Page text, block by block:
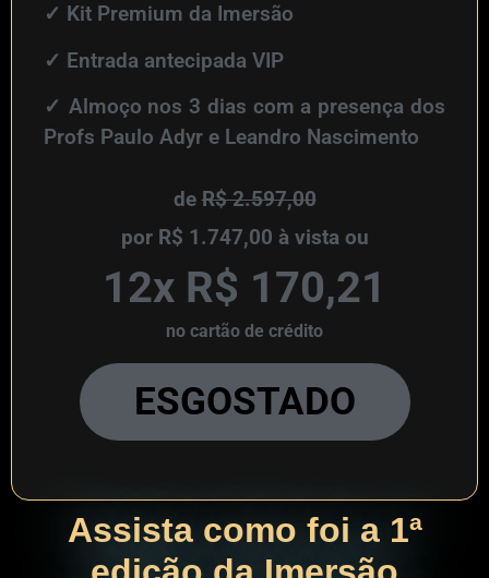
✓ Kit Premium da Imersão
✓ Entrada antecipada VIP
✓ Almoço nos 3 dias com a presença dos
Profs Paulo Adyr e Leandro Nascimento
deR$ 2.597,00
por R$ 1.747,00 à vista ou
12x R$ 170,21
no cartão de crédito
ESGOSTADO
Assista como foi a 1ª